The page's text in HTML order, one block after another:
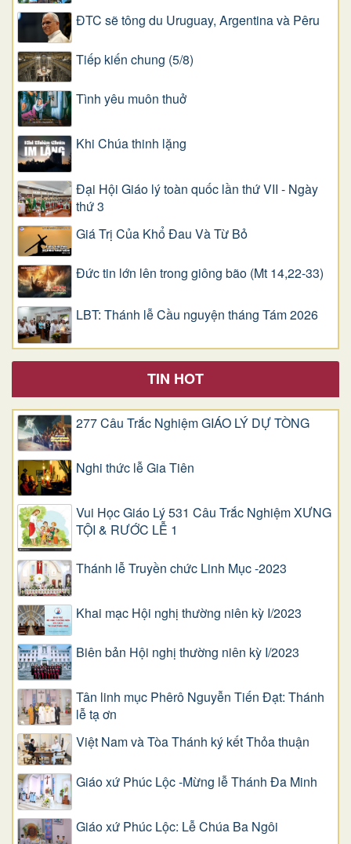
ĐTC sẽ tông du Uruguay, Argentina và Pêru
Tiếp kiến chung (5/8)
Tình yêu muôn thuở
Khi Chúa thinh lặng
Đại Hội Giáo lý toàn quốc lần thứ VII - Ngày
thứ 3
Giá Trị Của Khổ Ðau Và Từ Bỏ
Đức tin lớn lên trong giông bão (Mt 14,22-33)
LBT: Thánh lễ Cầu nguyện tháng Tám 2026
TIN HOT
277 Câu Trắc Nghiệm GIÁO LÝ DỰ TÒNG
Nghi thức lễ Gia Tiên
Vui Học Giáo Lý 531 Câu Trắc Nghiệm XƯNG
TỘI & RƯỚC LỄ 1
Thánh lễ Truyền chức Linh Mục -2023
Khai mạc Hội nghị thường niên kỳ I/2023
Biên bản Hội nghị thường niên kỳ I/2023
Tân linh mục Phêrô Nguyễn Tiến Đạt: Thánh
lễ tạ ơn
Việt Nam và Tòa Thánh ký kết Thỏa thuận
Giáo xứ Phúc Lộc -Mừng lễ Thánh Đa Minh
Giáo xứ Phúc Lộc: Lễ Chúa Ba Ngôi